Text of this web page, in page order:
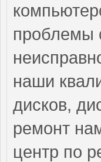
проблемы
наши
дисков,
ремонт
центр по